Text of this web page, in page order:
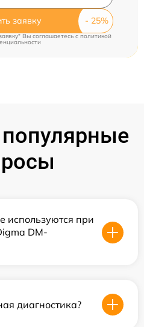
заявку
Вы соглашаетесь c политикой
используются при
DM-
диагностика?